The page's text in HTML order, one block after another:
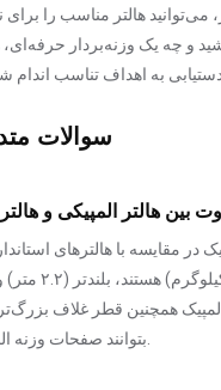
می‌توانید هالتر مناسب را
و چه یک وزنه‌بردار حرفه‌ای،
سوالات
بین هالتر المپیکی و